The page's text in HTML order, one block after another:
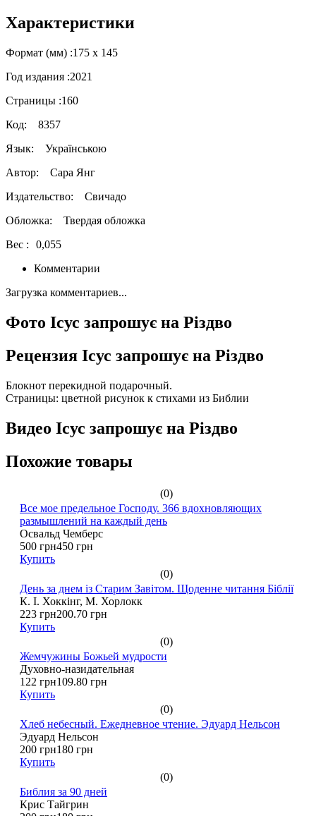
Характеристики
Формат (мм) :175 х 145
Год издания :2021
Страницы :160
Код: 8357
Язык: Українською
Автор:
Сара Янг
Издательство:
Свичадо
Обложка: Твердая обложка
Вес :
0,055
Комментарии
Загрузка комментариев...
Фото Ісус запрошує на Різдво
Рецензия Ісус запрошує на Різдво
Блокнот перекидной подарочный.
Страницы: цветной рисунок к стихами из Библии
Видео Ісус запрошує на Різдво
Похожие товары
(0)
Все мое предельное Господу. 366 вдохновляющих
размышлений на каждый день
Освальд Чемберс
500 грн450 грн
Купить
(0)
День за днем із Старим Завітом. Щоденне читання Біблії
К. І. Хоккінг, М. Хорлокк
223 грн200.70 грн
Купить
(0)
Жемчужины Божьей мудрости
Духовно-назидательная
122 грн109.80 грн
Купить
(0)
Хлеб небесный. Ежедневное чтение. Эдуард Нельсон
Эдуард Нельсон
200 грн180 грн
Купить
(0)
Библия за 90 дней
Крис Тайгрин